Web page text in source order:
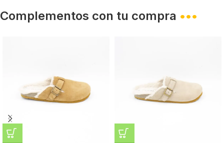
Complementos con tu compra •••